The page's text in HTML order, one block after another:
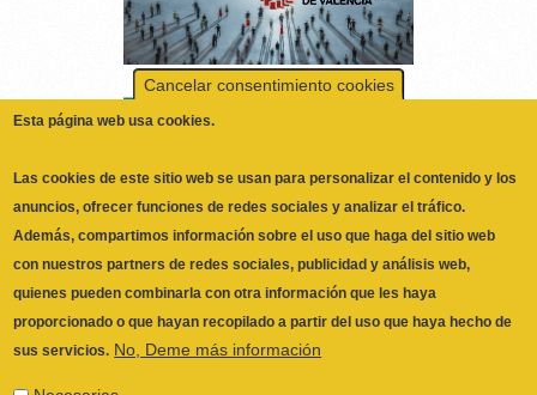
Cancelar consentimiento cookies
Esta página web usa cookies.
Las cookies de este sitio web se usan para personalizar el contenido y los
Además, compartimos información sobre el uso que haga del sitio web
con nuestros partners de redes sociales, publicidad y análisis web,
quienes pueden combinarla con otra información que les haya
proporcionado o que hayan recopilado a partir del uso que haya hecho de
sus servicios.
No, Deme más información
Necesarias